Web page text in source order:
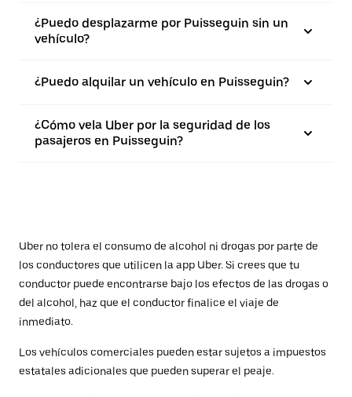
¿Puedo desplazarme por Puisseguin sin un
vehículo?
¿Puedo alquilar un vehículo en Puisseguin?
¿Cómo vela Uber por la seguridad de los
pasajeros en Puisseguin?
Uber no tolera el consumo de alcohol ni drogas por parte de
los conductores que utilicen la app Uber. Si crees que tu
conductor puede encontrarse bajo los efectos de las drogas o
del alcohol, haz que el conductor finalice el viaje de
inmediato.
Los vehículos comerciales pueden estar sujetos a impuestos
estatales adicionales que pueden superar el peaje.